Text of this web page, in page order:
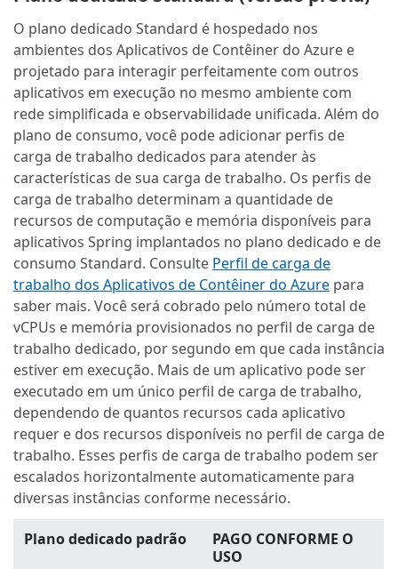
O plano dedicado Standard é hospedado nos
ambientes dos Aplicativos de Contêiner do Azure e
projetado para interagir perfeitamente com outros
aplicativos em execução no mesmo ambiente com
rede simplificada e observabilidade unificada. Além do
plano de consumo, você pode adicionar perfis de
carga de trabalho dedicados para atender às
características de sua carga de trabalho. Os perfis de
carga de trabalho determinam a quantidade de
recursos de computação e memória disponíveis para
aplicativos Spring implantados no plano dedicado e de
consumo Standard. Consulte Perfil de carga de
trabalho dos Aplicativos de Contêiner do Azure para
saber mais. Você será cobrado pelo número total de
vCPUs e memória provisionados no perfil de carga de
trabalho dedicado, por segundo em que cada instância
estiver em execução. Mais de um aplicativo pode ser
executado em um único perfil de carga de trabalho,
dependendo de quantos recursos cada aplicativo
requer e dos recursos disponíveis no perfil de carga de
trabalho. Esses perfis de carga de trabalho podem ser
escalados horizontalmente automaticamente para
diversas instâncias conforme necessário.
Plano dedicado padrão
PAGO CONFORME O
USO